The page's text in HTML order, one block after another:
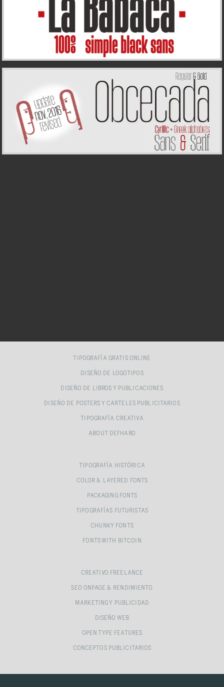
TIPOGRAFÍA GRATIS ONLINE
DISEÑO DE LOGOTIPOS
DISEÑO DE LIBROS Y PUBLICACIONES
DISEÑO DE POSTERS Y CARTELES PUBLICITARIOS
TIPOGRAFÍA CREATIVA
ABOUT DEFHARO
TIPOGRAFÍA HISTÓRICA
COLOR & LAYERED FONTS
PACKAGING FONTS
TIPOGRAFÍAS FUTURISTAS
CHUNKY FONTS
FONTS WITH BITCOIN
CREATIVO FREELANCE
SEO ONPAGE & RENDIMIENTO
MARKETING Y PUBLICIDAD
DISEÑO WEB
OPEN TYPE FEATURES
CONCEPTOS PUBLICITARIOS